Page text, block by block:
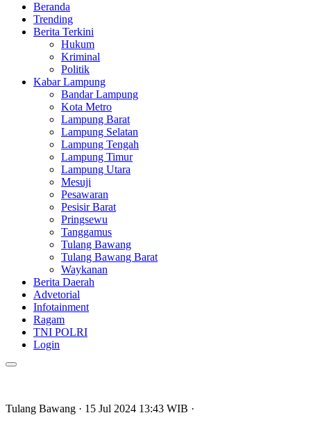
Beranda
Trending
Berita Terkini
Hukum
Kriminal
Politik
Kabar Lampung
Bandar Lampung
Kota Metro
Lampung Barat
Lampung Selatan
Lampung Tengah
Lampung Timur
Lampung Utara
Mesuji
Pesawaran
Pesisir Barat
Pringsewu
Tanggamus
Tulang Bawang
Tulang Bawang Barat
Waykanan
Berita Daerah
Advetorial
Infotainment
Ragam
TNI POLRI
Login
Tulang Bawang · 15 Jul 2024 13:43 WIB ·